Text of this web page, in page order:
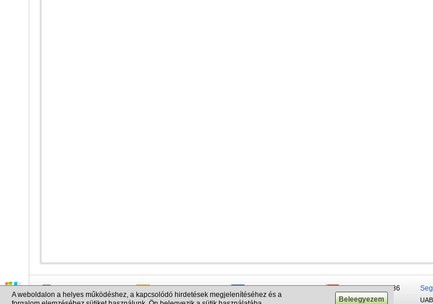
info@cargo.lt
+370 655 17777
+380 50 337-20-47
+375 29 679-1236
A weboldalon a helyes működéshez, a kapcsolódó hirdetések megjelenítéséhez és a